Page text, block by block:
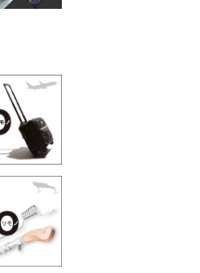
【編集部員が選んだ「指名買
らイチオシアイテムをピック